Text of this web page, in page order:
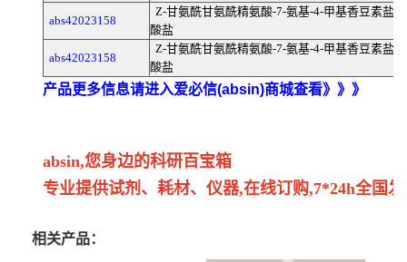
abs42023158
Z-甘氨酰甘氨酰精氨酸-7-氨基-4-甲基香豆素盐
酸盐
abs42023158
Z-甘氨酰甘氨酰精氨酸-7-氨基-4-甲基香豆素盐
酸盐
产品更多信息请进入爱必信(absin)商城查看》》》
absin,您身边的科研百宝箱
专业提供试剂、耗材、仪器,在线订购,7*24h全国
相关产品：